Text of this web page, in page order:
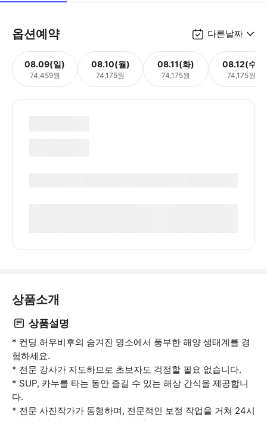
옵션예약 다른날짜
08.09(일)
74,459원
08.10(월)
74,175원
08.11(화)
74,175원
08.12(수)
74,175원
상품소개
상품설명
* 컨딩 허우비후의 숨겨진 명소에서 풍부한 해양 생태계를 경
험하세요.
* 전문 강사가 지도하므로 초보자도 걱정할 필요 없습니다.
* SUP, 카누를 타는 동안 즐길 수 있는 해상 간식을 제공합니
다.
* 전문 사진작가가 동행하며, 전문적인 보정 작업을 거쳐 24시